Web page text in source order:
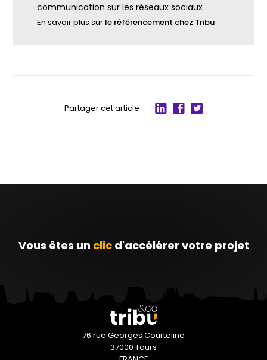
communication sur les réseaux sociaux
En savoir plus sur le référencement chez Tribu
Partager cet article :
PartagerPartagerPartager
Vous êtes un clicd'accélérer votre projet
76 rue Georges Courteline
37000 Tours